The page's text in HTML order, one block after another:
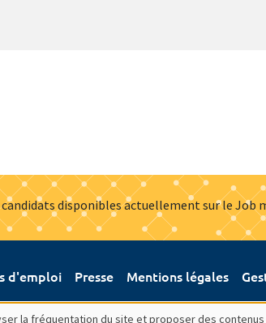
disponibles actuellement sur le Job
d'emploi Presse Mentions légales
la fréquentation du site et proposer des